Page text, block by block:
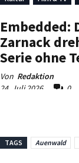
TAGS Auenwald